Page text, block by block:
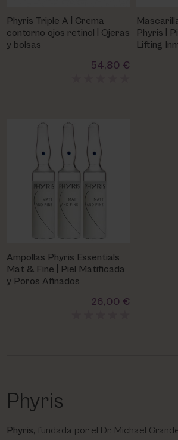
Phyris Triple A | Crema
contorno ojos retinol | Ojeras
y bolsas
54,80 €
Phyris |
Lifting
Ampollas Phyris Essentials
Mat & Fine | Piel Matificada
y Poros Afinados
26,00 €
Phyris
Phyris, fundada por el Dr. Michael